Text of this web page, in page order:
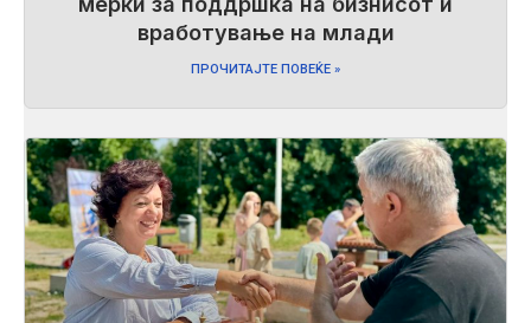
вработување на млади
ПРОЧИТАЈТЕ ПОВЕЌЕ »